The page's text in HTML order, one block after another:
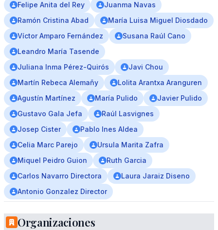
Felipe Anita del Rey
Juanma Navas
Ramón Cristina Abad
María Luisa Miguel Diosdado
Víctor Amparo Fernández
Susana Raúl Cano
Leandro María Tasende
Juliana Inma Pérez-Quirós
Javi Chou
Martín Rebeca Alemañy
Lolita Arantxa Aranguren
Agustín Martínez
María Pulido
Javier Pulido
Gustavo Gala Jefa
Raúl Lasvignes
Josep Cister
Pablo Ines Aldea
Celia Marc Parejo
Ursula Marita Zafra
Miquel Peidro Guion
Ruth Garcia
Carlos Navarro Directora
Laura Jaraiz Diseno
Antonio Gonzalez Director
Organizaciones